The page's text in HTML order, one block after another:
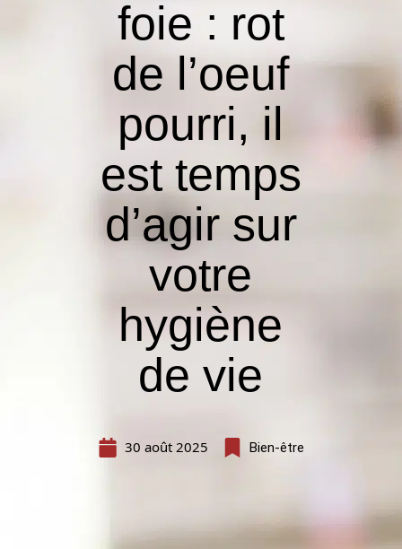
foie : rot
de l’oeuf
pourri, il
est temps
d’agir sur
votre
hygiène
de vie
30 août 2025 Bien-être